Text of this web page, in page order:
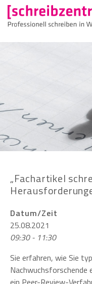
„Fachartikel
Datum/Zeit
25.08.2021
09:30 - 11:30
Sie erfahren, wie Sie
Nachwuchsforschende